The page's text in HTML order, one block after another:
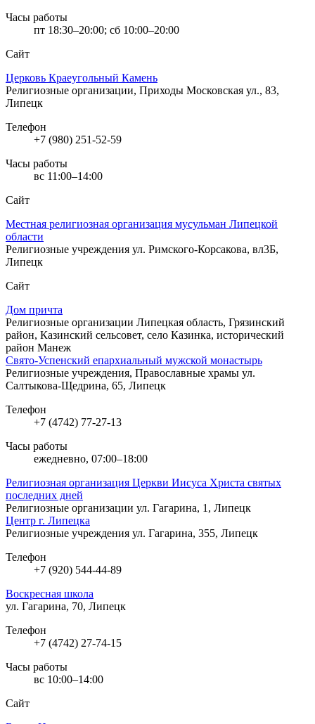
Часы работы
пт 18:30–20:00; сб 10:00–20:00
Сайт
Церковь Краеугольный Камень
Религиозные организации, Приходы Московская ул., 83,
Липецк
Телефон
+7 (980) 251-52-59
Часы работы
вс 11:00–14:00
Сайт
Местная религиозная организация мусульман Липецкой
области
Религиозные учреждения ул. Римского-Корсакова, вл3Б,
Липецк
Сайт
Дом причта
Религиозные организации Липецкая область, Грязинский
район, Казинский сельсовет, село Казинка, исторический
район Манеж
Свято-Успенский епархиальный мужской монастырь
Религиозные учреждения, Православные храмы ул.
Салтыкова-Щедрина, 65, Липецк
Телефон
+7 (4742) 77-27-13
Часы работы
ежедневно, 07:00–18:00
Религиозная организация Церкви Иисуса Христа святых
последних дней
Религиозные организации ул. Гагарина, 1, Липецк
Центр г. Липецка
Религиозные учреждения ул. Гагарина, 355, Липецк
Телефон
+7 (920) 544-44-89
Воскресная школа
ул. Гагарина, 70, Липецк
Телефон
+7 (4742) 27-74-15
Часы работы
вс 10:00–14:00
Сайт